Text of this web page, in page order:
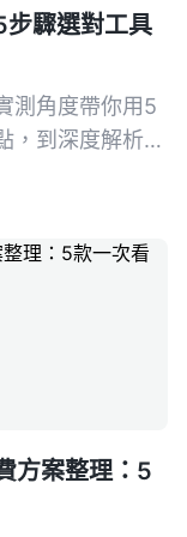
驟選對工具
測角度帶你用5
，到深度解析首
決策。
方案整理：5